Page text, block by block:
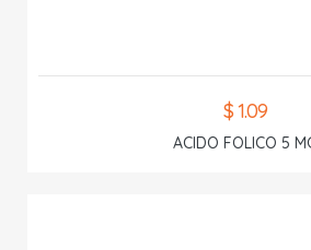
$ 1.09
ACIDO FOLICO 5